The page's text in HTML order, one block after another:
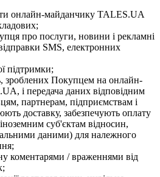
онлайн-майданчику TALES.UA
про послуги, новини і рекламні
SMS, електронних
підтримки;
зроблених Покупцем на онлайн-
і передача даних відповідним
партнерам, підприємствам і
доставку, забезпечують оплату
суб'єктам відносин,
даними) для належного
коментарями / враженнями від